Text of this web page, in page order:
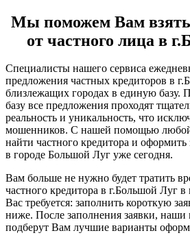
Мы поможем Вам взять
от частного лица в
Специалисты нашего сервиса
предложения частных кредиторов в
близлежащих городах в единую базу.
базу все предложения проходят
реальность и уникальность, что
мошенников. С нашей помощью
найти частного кредитора и оформить
в городе Большой Луг уже сегодня.
Вам больше не нужно будет тратить
частного кредитора в г.Большой Луг в
Вас требуется: заполнить короткую
ниже. После заполнения заявки,
подберут Вам лучшие варианты